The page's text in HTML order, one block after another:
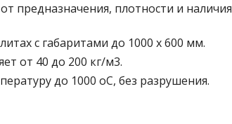
предназначения, плотности и наличия
с габаритами до 1000 х 600 мм.
от 40 до 200 кг/м3.
до 1000 оС, без разрушения.